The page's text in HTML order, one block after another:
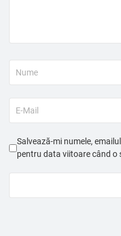
Salvează-mi numele,
pentru data viitoare când o